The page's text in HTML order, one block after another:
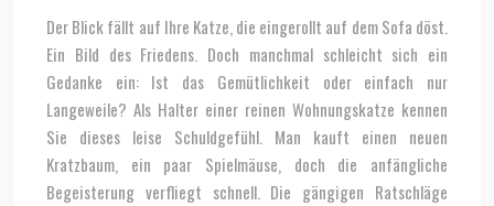
Der Blick fällt auf Ihre Katze, die eingerollt auf dem Sofa döst.
Ein Bild des Friedens. Doch manchmal schleicht sich ein
Gedanke ein: Ist das Gemütlichkeit oder einfach nur
Langeweile? Als Halter einer reinen Wohnungskatze kennen
Sie dieses leise Schuldgefühl. Man kauft einen neuen
Kratzbaum, ein paar Spielmäuse, doch die anfängliche
Begeisterung verfliegt schnell. Die gängigen Ratschläge